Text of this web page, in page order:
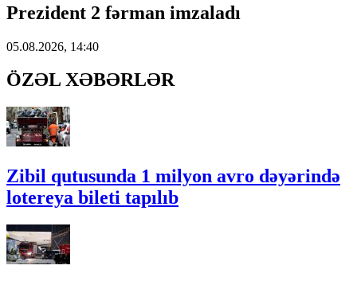
Prezident 2 fərman imzaladı
05.08.2026, 14:40
ÖZƏL XƏBƏRLƏR
Zibil qutusunda 1 milyon avro dəyərində
lotereya bileti tapılıb